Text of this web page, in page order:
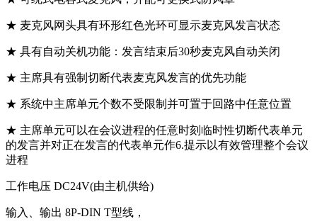
★ 麦克风网头具有环形红色光环可显示麦克风发言状态
★ 具有自动关机功能：发言结束后30秒麦克风自动关闭
★ 主席具有强制切断代表麦克风发言的优先功能
★ 系统中主席单元个数不受限制并可置于回路中任意位置
★ 主席单元可以在会议进程的任意时刻临时性切断代表单元
的发言并对正在发言的代表单元作6.提示以有效管理整个会议
进程
工作电压 DC24V(由主机供给)
输入、输出 8P-DIN T型线，